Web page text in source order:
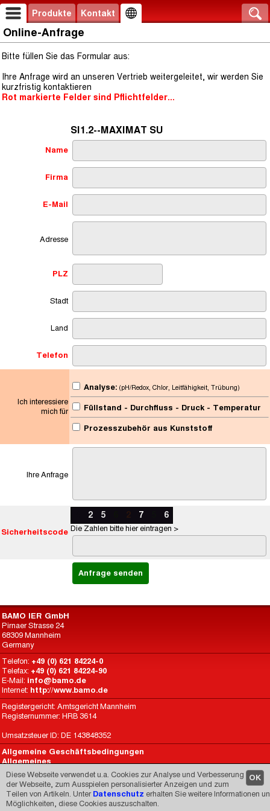
OK
Diese Webseite verwendet u.a. Cookies zur Analyse und Verbesserung
der Webseite, zum Ausspielen personalisierter Anzeigen und zum
Teilen von Artikeln. Unter Datenschutz erhalten Sie weitere Informationen
Möglichkeiten, diese Cookies auszuschalten.
Produkte Kontakt
Online-Anfrage
Bitte füllen Sie das Formular aus:
Ihre Anfrage wird an unseren Vertrieb weitergeleitet, wir werden Sie
kurzfristig kontaktieren
Rot markierte Felder sind Pflichtfelder...
SI1.2--MAXIMAT SU
Name
Firma
E-Mail
Adresse
PLZ
Stadt
Land
Telefon
Ich interessiere
mich für
Analyse: (pH/Redox, Chlor, Leitfähigkeit, Trübung)
Füllstand - Durchfluss - Druck - Temperatur
Prozesszubehör aus Kunststoff
Ihre Anfrage
Sicherheitscode
2 5 2 7 6
Die Zahlen bitte hier eintragen >
BAMO IER GmbH
Pirnaer Strasse 24
68309 Mannheim
Germany
Telefon: +49 (0) 621 84224-0
Telefax: +49 (0) 621 84224-90
E-Mail: info@bamo.de
Internet: http://www.bamo.de
Registergericht: Amtsgericht Mannheim
Registernummer: HRB 3614
Umsatzsteuer ID: DE 143848352
Allgemeine Geschäftsbedingungen
Allgemeines
Datenschutz
BAMO International
Made byCARIMEDIAsince 1998
© 1998-2026 -Impressum